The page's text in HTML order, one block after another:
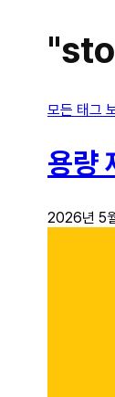
모든 태그
용량
2026년 5